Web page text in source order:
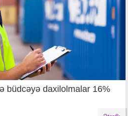
büdcəyə daxilolmalar 16%